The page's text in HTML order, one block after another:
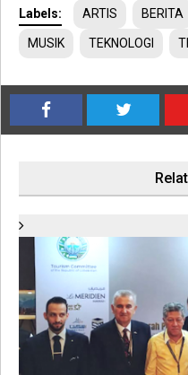
Labels: ARTIS BERITA
MUSIK TEKNOLOGI